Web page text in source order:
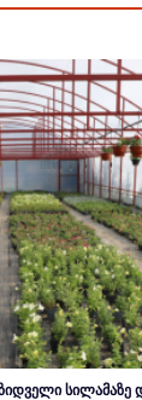
სილამაზე